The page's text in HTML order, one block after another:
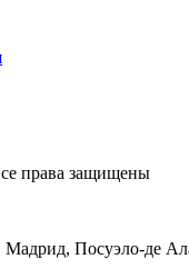
права защищены
Посуэло-де